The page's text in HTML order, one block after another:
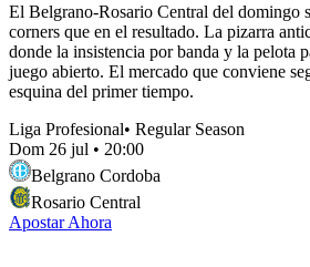
El Belgrano-Rosario Central del domingo
corners que en el resultado. La pizarra
donde la insistencia por banda y la pelota
juego abierto. El mercado que conviene
esquina del primer tiempo.
Liga Profesional• Regular Season
Dom 26 jul • 20:00
Belgrano Cordoba
Rosario Central
Apostar Ahora